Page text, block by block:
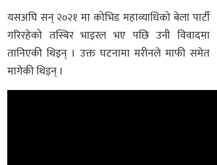
यसअघि सन् २०२१ मा कोभिड महाव्याधिको बेला पार्टी
गरिरहेको तस्बिर भाइरल भए पछि उनी विवादमा
तानिएकी थिइन् । उक्त घटनामा मरीनले माफी समेत
मागेकी थिइन् ।